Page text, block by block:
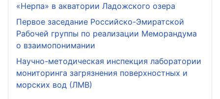
«Нерпа» в акватории Ладожского озера
Первое заседание Российско-Эмиратской
Рабочей группы по реализации Меморандума
о взаимопонимании
Научно-методическая инспекция лаборатории
мониторинга загрязнения поверхностных и
морских вод (ЛМВ)